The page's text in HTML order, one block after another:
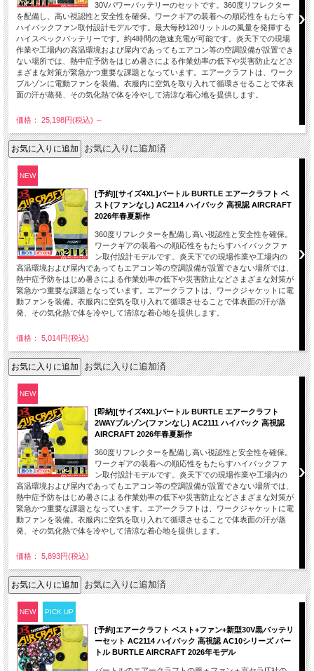
30Vパワーバッテリーのセットです。360度リフレクター
を配備し、高い視認性と安全性を確保。ワークギアの装着への順応性をもたらす
ハイバックファン取付設計モデルです。最大毎秒120リットルの風量を発揮する
ハイスペックバッテリーです。約4時間の急速充電が可能です。炎天下での現場
作業や工場内の高温環境および屋内であってもエアコン等の空調設備が設置でき
ない場所では、熱中症予防をはじめ暑さによる作業効率の低下や災害防止などさ
まざまな対策が緊急かつ重要な課題となっています。エアークラフトは、ワーク
ブルゾンに電動ファンを装備。衣服内に空気を取り入れて循環させることで体表
面の汗が蒸発、その気化熱で体を冷やして清涼な着心地を提供します。
価格： 25,198円(税込) ～
お気に入りに追加済
NEW
[予約][サイズ4XL]バートル BURTLE エアークラフト ベ
スト(ファンなし) AC2114 ハイバック 高視認 AIRCRAFT
2026年春夏新作
360度リフレクターを配備し高い視認性と安全性を確保。
ワークギアの装着への順応性をもたらすハイバックファ
ン取付設計モデルです。炎天下での現場作業や工場内の
高温環境および屋内であってもエアコン等の空調設備が設置できない場所では、
熱中症予防をはじめ暑さによる作業効率の低下や災害防止などさまざまな対策が
緊急かつ重要な課題となっています。エアークラフトは、ワークジャケットに電
動ファンを装備。衣服内に空気を取り入れて循環させることで体表面の汗が蒸
発、その気化熱で体を冷やして清涼な着心地を提供します。
価格： 5,014円(税込)
お気に入りに追加済
NEW
[即納][サイズ4XL]バートル BURTLE エアークラフト
2WAYブルゾン(ファンなし) AC2111 ハイバック 高視認
AIRCRAFT 2026年春夏新作
360度リフレクターを配備し高い視認性と安全性を確保。
ワークギアの装着への順応性をもたらすハイバックファ
ン取付設計モデルです。炎天下での現場作業や工場内の
高温環境および屋内であってもエアコン等の空調設備が設置できない場所では、
熱中症予防をはじめ暑さによる作業効率の低下や災害防止などさまざまな対策が
緊急かつ重要な課題となっています。エアークラフトは、ワークジャケットに電
動ファンを装備。衣服内に空気を取り入れて循環させることで体表面の汗が蒸
発、その気化熱で体を冷やして清涼な着心地を提供します。
価格： 5,893円(税込)
お気に入りに追加済
NEW PICK UP
[予約]エアークラフト ベスト+ファン+新型30V黒バッテリ
ーセット AC2114 ハイバック 高視認 AC10シリーズ バー
トル BURTLE AIRCRAFT 2026年モデル